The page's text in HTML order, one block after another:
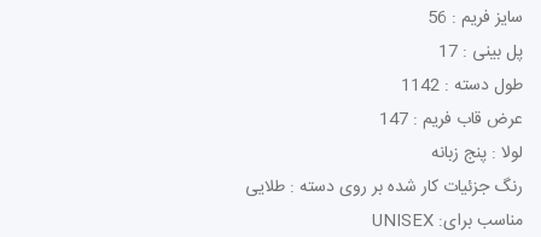
سایز فریم : 56
پل بینی : 17
طول دسته : 1142
عرض قاب فریم : 147
لولا : پنج زبانه
رنگ جزئیات کار شده بر روی دسته : طلایی
مناسب برای: UNISEX